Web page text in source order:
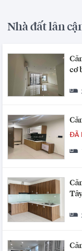
Nhà đất lân
cơ
ĐÃ